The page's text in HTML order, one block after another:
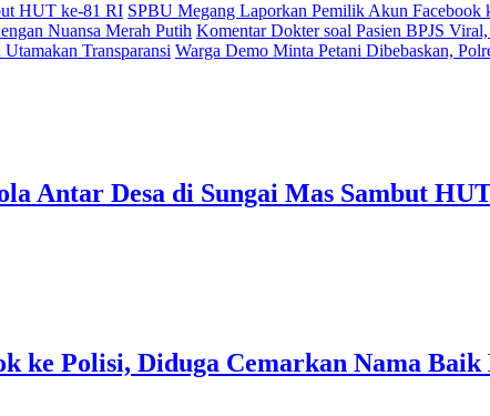
HUT ke-81 RI SPBU Megang Laporkan Pemilik Akun
Nuansa Merah Putih Komentar Dokter soal Pasien BPJS
Transparansi Warga Demo Minta Petani Dibebaskan,
Antar Desa di Sungai Mas Sambut
ke Polisi, Diduga Cemarkan Nama Baik